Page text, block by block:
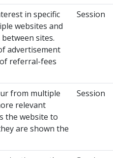
in specific
websites and
sites.
advertisement
referral-fees
Session
from multiple
relevant
the website to
are shown the
Session